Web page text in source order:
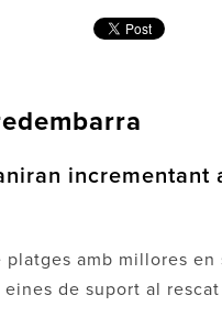
incrementant
amb millores en
de suport al